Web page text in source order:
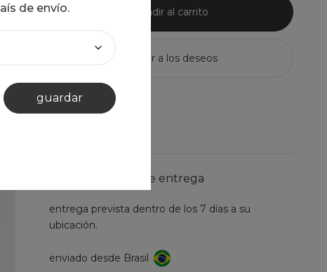
de envío.
guardar
añadir al carrito
información de entrega
entrega prevista dentro de los 7 días a su
ubicación.
enviado desde Brasil